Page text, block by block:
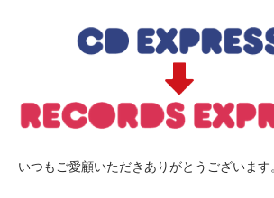
いつもご愛顧いただきありがとうございます